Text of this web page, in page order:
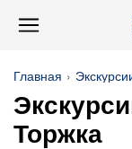
Главная
Торжка